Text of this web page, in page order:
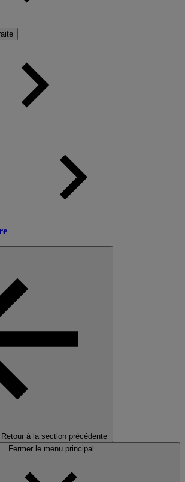
Retour à la section précédente
Fermer le menu principal